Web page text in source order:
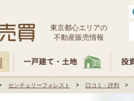
東京都⼼エリアの
不動産販売情報
センチュリーフォレスト 口コミ・評判